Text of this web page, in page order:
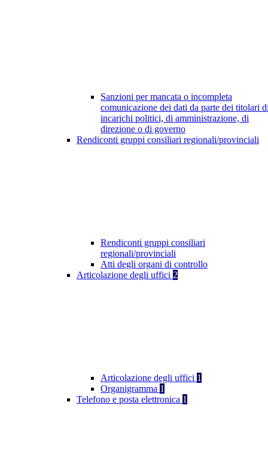
Sanzioni per mancata o incompleta
comunicazione dei dati da parte dei titolari
incarichi politici, di amministrazione, di
direzione o di governo
Rendiconti gruppi consiliari regionali/provinciali
Rendiconti gruppi consiliari
regionali/provinciali
Atti degli organi di controllo
Articolazione degli uffici 2
Articolazione degli uffici 1
Organigramma 1
Telefono e posta elettronica 1